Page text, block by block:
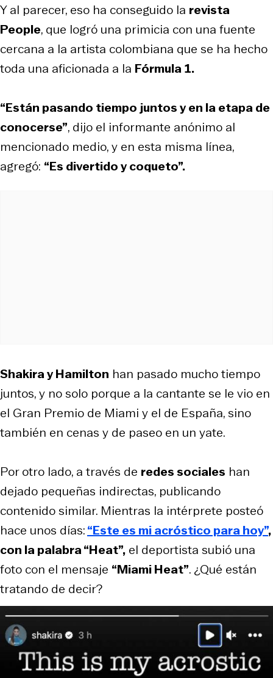
Y al parecer, eso ha conseguido la revista
People, que logró una primicia con una fuente
cercana a la artista colombiana que se ha hecho
toda una aficionada a la Fórmula 1.
“Están pasando tiempo juntos y en la etapa de
conocerse”, dijo el informante anónimo al
mencionado medio, y en esta misma línea,
agregó: “Es divertido y coqueto”.
Shakira y Hamilton han pasado mucho tiempo
juntos, y no solo porque a la cantante se le vio en
el Gran Premio de Miami y el de España, sino
también en cenas y de paseo en un yate.
Por otro lado, a través de redes sociales han
dejado pequeñas indirectas, publicando
contenido similar. Mientras la intérprete posteó
hace unos días:“Este es mi acróstico para hoy”,
con la palabra “Heat”, el deportista subió una
foto con el mensaje “Miami Heat”. ¿Qué están
tratando de decir?